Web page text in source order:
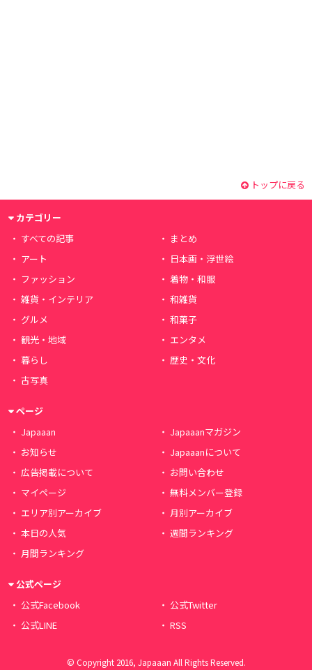
トップに戻る
カテゴリー
すべての記事
まとめ
アート
日本画・浮世絵
ファッション
着物・和服
雑貨・インテリア
和雑貨
グルメ
和菓子
観光・地域
エンタメ
暮らし
歴史・文化
古写真
ページ
Japaaan
Japaaanマガジン
お知らせ
Japaaanについて
広告掲載について
お問い合わせ
マイページ
無料メンバー登録
エリア別アーカイブ
月別アーカイブ
本日の人気
週間ランキング
月間ランキング
公式ページ
公式Facebook
公式Twitter
公式LINE
RSS
© Copyright 2016, Japaaan All Rights Reserved.